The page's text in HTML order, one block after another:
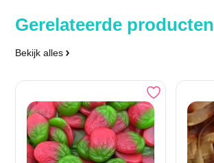
Gerelateerde producten
Bekijk alles